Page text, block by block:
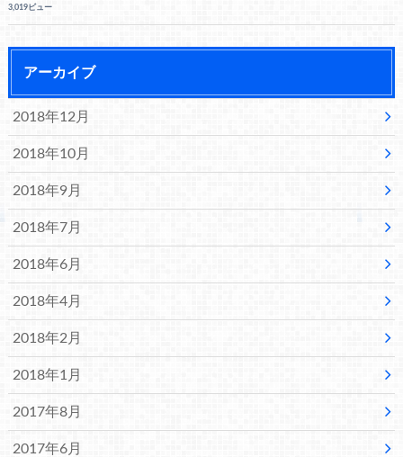
3,019ビュー
アーカイブ
2018年12月
2018年10月
2018年9月
2018年7月
2018年6月
2018年4月
2018年2月
2018年1月
2017年8月
2017年6月